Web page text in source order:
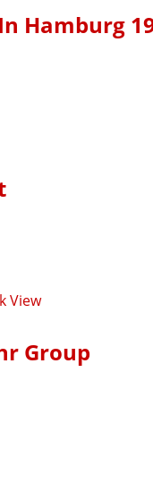
Hamburg
View
Group